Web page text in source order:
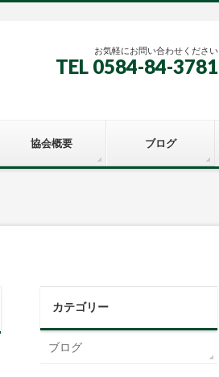
お気軽にお問い合わせください
TEL 0584-84-3781
協会概要 ブログ
カテゴリー
ブログ